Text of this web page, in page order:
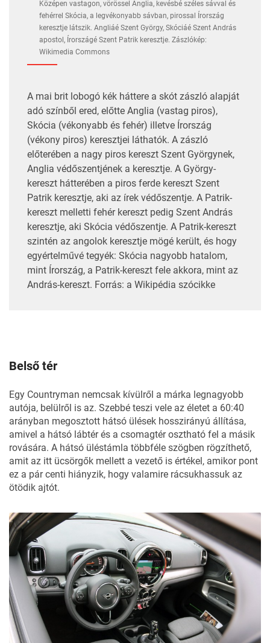
Középen vastagon, vörössel Anglia, kevésbé széles sávval és
fehérrel Skócia, a legvékonyabb sávban, pirossal Írország
keresztje látszik. Angliáé Szent György, Skóciáé Szent András
apostol, Írországé Szent Patrik keresztje. Zászlókép:
Wikimedia Commons
A mai brit lobogó kék háttere a skót zászló alapját
adó színből ered, előtte Anglia (vastag piros),
Skócia (vékonyabb és fehér) illetve Írország
(vékony piros) keresztjei láthatók. A zászló
előterében a nagy piros kereszt Szent Györgynek,
Anglia védőszentjének a keresztje. A György-
kereszt hátterében a piros ferde kereszt Szent
Patrik keresztje, aki az írek védőszentje. A Patrik-
kereszt melletti fehér kereszt pedig Szent András
keresztje, aki Skócia védőszentje. A Patrik-kereszt
szintén az angolok keresztje mögé került, és hogy
egyértelművé tegyék: Skócia nagyobb hatalom,
mint Írország, a Patrik-kereszt fele akkora, mint az
András-kereszt. Forrás: a Wikipédia szócikke
Belső tér
Egy Countryman nemcsak kívülről a márka legnagyobb
autója, belülről is az. Szebbé teszi vele az életet a 60:40
arányban megosztott hátsó ülések hosszirányú állítása,
amivel a hátsó lábtér és a csomagtér osztható fel a másik
rovására. A hátsó üléstámla többféle szögben rögzíthető,
amit az itt ücsörgők mellett a vezető is értékel, amikor pont
ez a pár centi hiányzik, hogy valamire rácsukhassuk az
ötödik ajtót.